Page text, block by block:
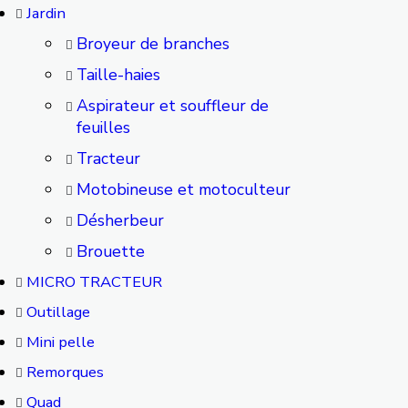
Jardin
Broyeur de branches
Taille-haies
Aspirateur et souffleur de
feuilles
Tracteur
Motobineuse et motoculteur
Désherbeur
Brouette
MICRO TRACTEUR
Outillage
Mini pelle
Remorques
Quad